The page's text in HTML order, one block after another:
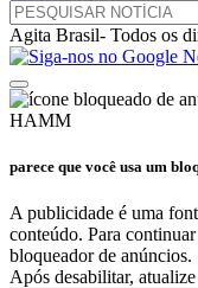
Agita Brasil- Todos os
HAMM
parece que você usa um
A publicidade é uma
conteúdo. Para
bloqueador de anúncios.
Após desabilitar,